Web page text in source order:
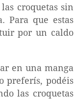
croquetas sin
Para que estas
por un caldo
en una manga
preferís, podéis
las croquetas